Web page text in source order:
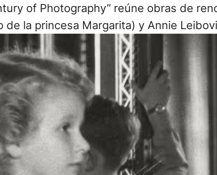
of Photography” reúne obras de
de la princesa Margarita) y Annie